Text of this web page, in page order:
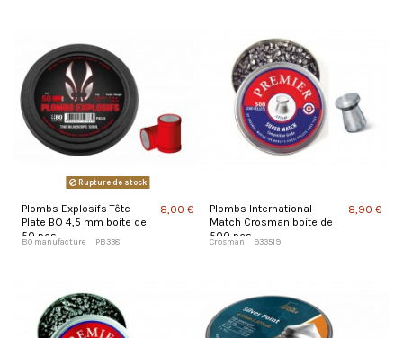
Rupture de stock
Plombs Explosifs Tête
Plate BO 4,5 mm boite de
50 pcs
BO manufacture PB338
8,00 €
Plombs International
Match Crosman boite de
500 pcs
Crosman 933519
8,90 €